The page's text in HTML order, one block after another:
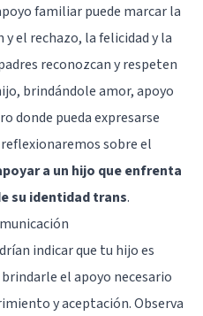
familiar puede marcar la
el rechazo, la felicidad y la
reconozcan y respeten
brindándole amor, apoyo
donde pueda expresarse
sobre el
a un hijo que enfrenta
su identidad trans.
indicar que tu hijo es
el apoyo necesario
y aceptación. Observa